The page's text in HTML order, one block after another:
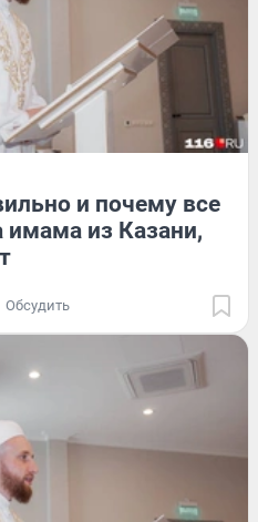
и почему все
имама из Казани,
Обсудить